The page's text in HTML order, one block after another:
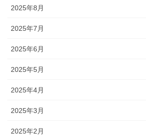
2025年8月
2025年7月
2025年6月
2025年5月
2025年4月
2025年3月
2025年2月